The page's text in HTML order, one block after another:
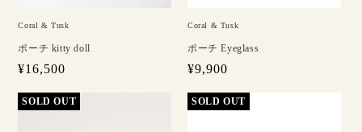
Coral & Tusk
ポーチ kitty doll
通
価
¥16,500
Coral & Tusk
ポーチ Eyeglass
通
価
¥9,900